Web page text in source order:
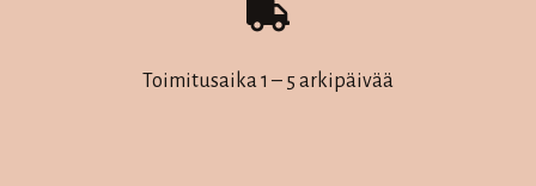
Toimitusaika 1 – 5 arkipäivää